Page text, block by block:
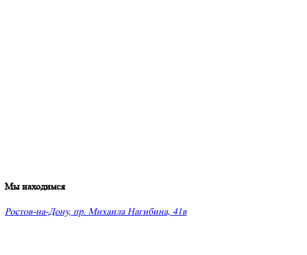
Мы находимся
Ростов-на-Дону, пр. Михаила Нагибина, 41в